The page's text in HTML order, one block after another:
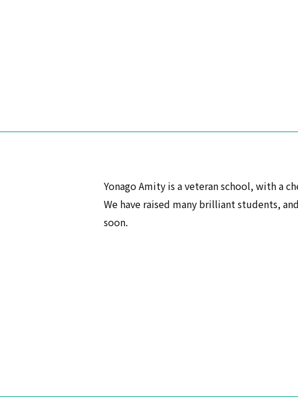
Yonago Amity is a veteran school, with a
We have raised many brilliant students,
soon.